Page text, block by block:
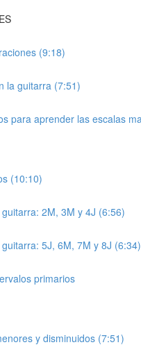
(9:18)
la guitarra (7:51)
para aprender las escalas
(10:10)
2M, 3M y 4J (6:56)
5J, 6M, 7M y 8J (6:34)
primarios
y disminuidos (7:51)